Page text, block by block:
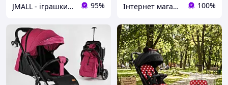
JMALL - іграшки та товари для детей 95% Інтернет магазин Baby-joys 100%